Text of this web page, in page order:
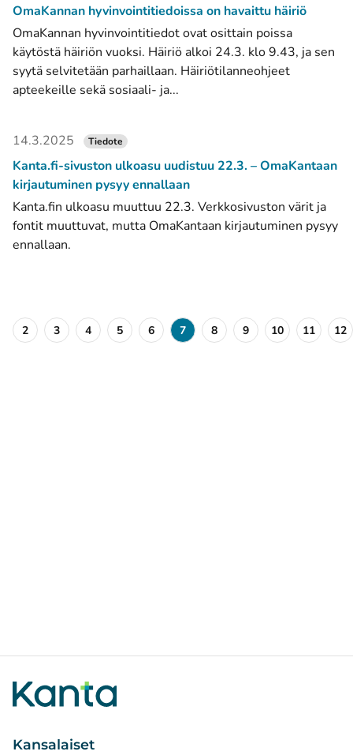
OmaKannan hyvinvointitiedoissa on havaittu häiriö
OmaKannan hyvinvointitiedot ovat osittain poissa
käytöstä häiriön vuoksi. Häiriö alkoi 24.3. klo 9.43, ja sen
syytä selvitetään parhaillaan. Häiriötilanneohjeet
apteekeille sekä sosiaali- ja...
14.3.2025 Tiedote
Kanta.fi-sivuston ulkoasu uudistuu 22.3. – OmaKantaan
kirjautuminen pysyy ennallaan
Kanta.fin ulkoasu muuttuu 22.3. Verkkosivuston värit ja
fontit muuttuvat, mutta OmaKantaan kirjautuminen pysyy
ennallaan.
2 3 4 5 6 7 8 9 10 11 12
Kansalaiset